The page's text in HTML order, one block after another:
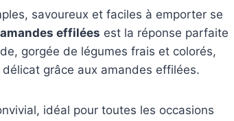
savoureux et faciles à emporter se
effilées est la réponse parfaite
gorgée de légumes frais et colorés,
grâce aux amandes effilées.
idéal pour toutes les occasions